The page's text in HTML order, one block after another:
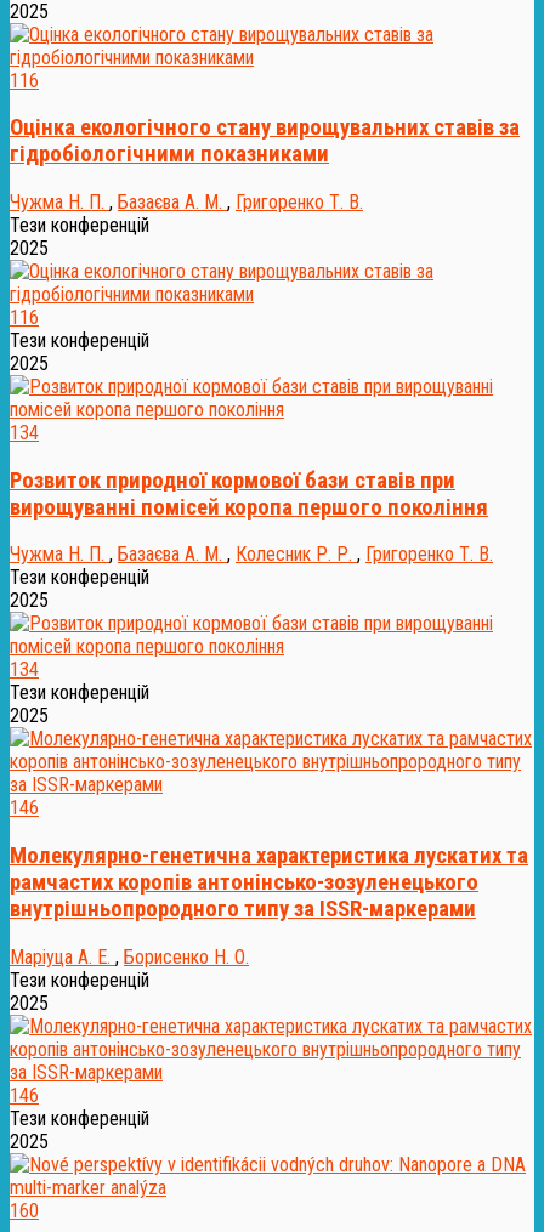
2025
116
Оцінка екологічного стану вирощувальних ставів за
гідробіологічними показниками
Чужма Н. П. , Базаєва А. М. , Григоренко Т. В.
Тези конференцій
2025
116
Тези конференцій
2025
134
Розвиток природної кормової бази ставів при
вирощуванні помісей коропа першого покоління
Чужма Н. П. , Базаєва А. М. , Колесник Р. Р. , Григоренко Т. В.
Тези конференцій
2025
134
Тези конференцій
2025
146
Молекулярно-генетична характеристика лускатих та
рамчастих коропів антонінсько-зозуленецького
внутрішньопрородного типу за ISSR-маркерами
Маріуца А. Е. , Борисенко Н. О.
Тези конференцій
2025
146
Тези конференцій
2025
160